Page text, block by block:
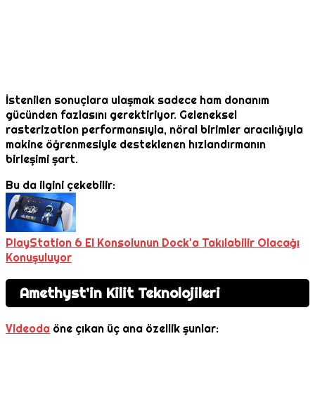
İstenilen sonuçlara ulaşmak sadece ham donanım
gücünden fazlasını gerektiriyor. Geleneksel
rasterization performansıyla, nöral birimler aracılığıyla
makine öğrenmesiyle desteklenen hızlandırmanın
birleşimi şart.
Bu da ilgini çekebilir:
PlayStation 6 El Konsolunun Dock'a Takılabilir Olacağı
Konuşuluyor
Amethyst’in Kilit Teknolojileri
Videoda öne çıkan üç ana özellik şunlar: